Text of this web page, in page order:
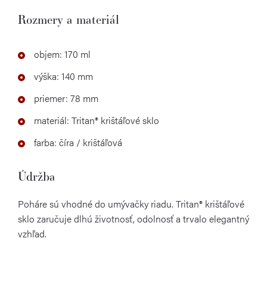
Rozmery a materiál
objem: 170 ml
výška: 140 mm
priemer: 78 mm
materiál: Tritan® krištáľové sklo
farba: číra / krištáľová
Údržba
Poháre sú vhodné do umývačky riadu. Tritan® krištáľové
sklo zaručuje dlhú životnosť, odolnosť a trvalo elegantný
vzhľad.